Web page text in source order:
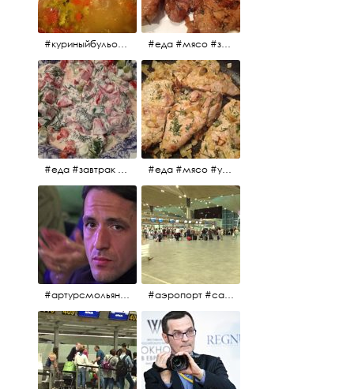
#куриныйбульон #лавровыйлист #помидоры #картофель #чеснок #лук #морковь #приправы #перецдушистый #курица #ужин #еда #сольповкусу #жёлтыйкарри #имбирь #кориандр #кокос #лимонныйсок #оливковоемасло #кумин #кайенскийперец #еда #мясо #завтрак #источниквдохновения #люблюготовить
#еда #завтрак #витамины #помидоры #укроп #огурцы #сметана #салат #еда #мясо #утро #завтрак #едакакисточниквдохновения
#артурсмольянинов @melnikovadsh #artursmolyaninov #аэропорт #санктпетербург #пулково #мореморе #моремолнцепесок #дваночи